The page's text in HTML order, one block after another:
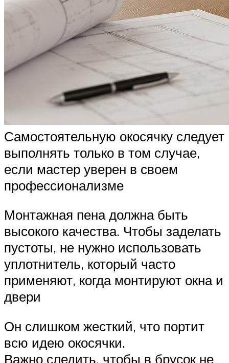
Самостоятельную окосячку следует
выполнять только в том случае,
если мастер уверен в своем
профессионализме
Монтажная пена должна быть
высокого качества. Чтобы заделать
пустоты, не нужно использовать
уплотнитель, который часто
применяют, когда монтируют окна и
двери
Он слишком жесткий, что портит
всю идею окосячки.
Важно следить, чтобы в брусок не